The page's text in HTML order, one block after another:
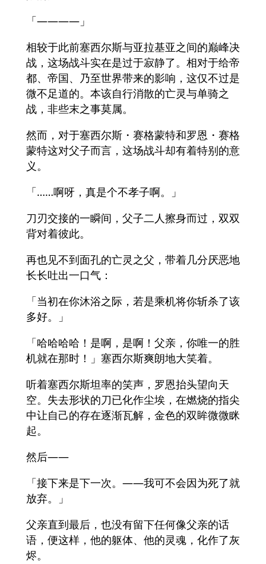
「——――」
相较于此前塞西尔斯与亚拉基亚之间的巅峰决
战，这场战斗实在是过于寂静了。相对于给帝
都、帝国、乃至世界带来的影响，这仅不过是
微不足道的。本该自行消散的亡灵与单骑之
战，非些末之事莫属。
然而，对于塞西尔斯・赛格蒙特和罗恩・赛格
蒙特这对父子而言，这场战斗却有着特别的意
义。
「……啊呀，真是个不孝子啊。」
刀刃交接的一瞬间，父子二人擦身而过，双双
背对着彼此。
再也见不到面孔的亡灵之父，带着几分厌恶地
长长吐出一口气：
「当初在你沐浴之际，若是乘机将你斩杀了该
多好。」
「哈哈哈哈！是啊，是啊！父亲，你唯一的胜
机就在那时！」塞西尔斯爽朗地大笑着。
听着塞西尔斯坦率的笑声，罗恩抬头望向天
空。失去形状的刀已化作尘埃，在燃烧的指尖
中让自己的存在逐渐瓦解，金色的双眸微微眯
起。
然后——
「接下来是下一次。——我可不会因为死了就
放弃。」
父亲直到最后，也没有留下任何像父亲的话
语，便这样，他的躯体、他的灵魂，化作了灰
烬。